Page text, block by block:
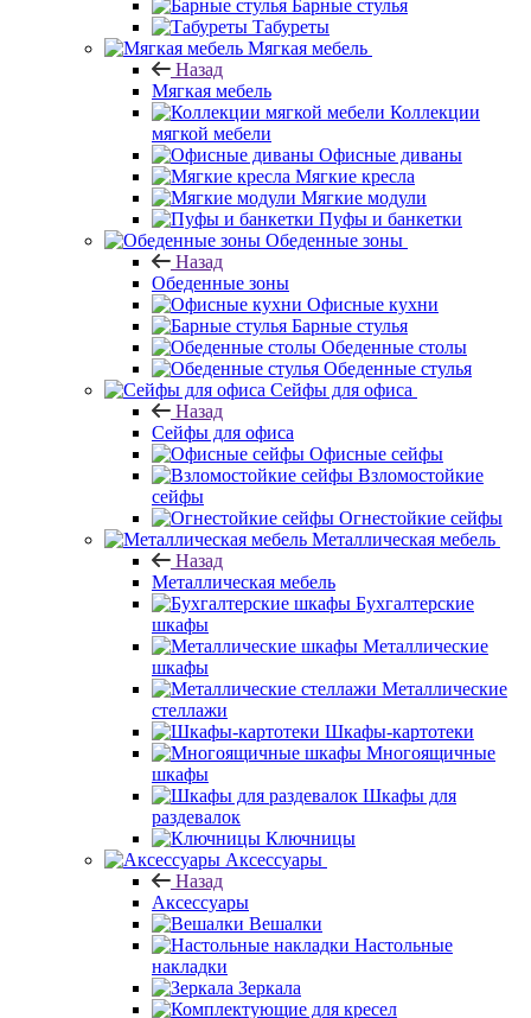
Барные стулья
Табуреты
Мягкая мебель
Назад
Мягкая мебель
Коллекции
мягкой мебели
Офисные диваны
Мягкие кресла
Мягкие модули
Пуфы и банкетки
Обеденные зоны
Назад
Обеденные зоны
Офисные кухни
Барные стулья
Обеденные столы
Обеденные стулья
Сейфы для офиса
Назад
Сейфы для офиса
Офисные сейфы
Взломостойкие
сейфы
Огнестойкие сейфы
Металлическая мебель
Назад
Металлическая мебель
Бухгалтерские
шкафы
Металлические
шкафы
Металлические
стеллажи
Шкафы-картотеки
Многоящичные
шкафы
Шкафы для
раздевалок
Ключницы
Аксессуары
Назад
Аксессуары
Вешалки
Настольные
накладки
Зеркала